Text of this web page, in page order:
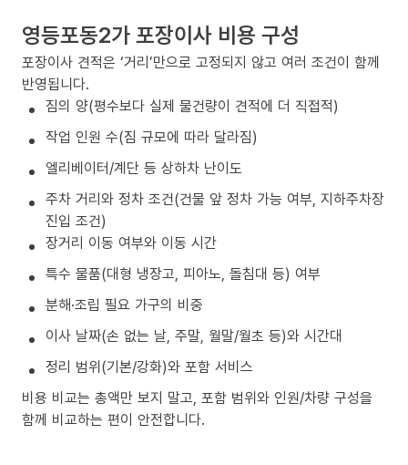
영등포동2가 포장이사 비용 구성
포장이사 견적은 ‘거리’만으로 고정되지 않고 여러 조건이 함께
반영됩니다.
짐의 양(평수보다 실제 물건량이 견적에 더 직접적)
작업 인원 수(짐 규모에 따라 달라짐)
엘리베이터/계단 등 상하차 난이도
주차 거리와 정차 조건(건물 앞 정차 가능 여부, 지하주차장
진입 조건)
장거리 이동 여부와 이동 시간
특수 물품(대형 냉장고, 피아노, 돌침대 등) 여부
분해·조립 필요 가구의 비중
이사 날짜(손 없는 날, 주말, 월말/월초 등)와 시간대
정리 범위(기본/강화)와 포함 서비스
비용 비교는 총액만 보지 말고, 포함 범위와 인원/차량 구성을
함께 비교하는 편이 안전합니다.